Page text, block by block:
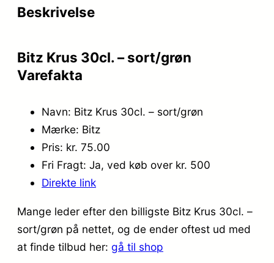
Beskrivelse
Bitz Krus 30cl. – sort/grøn
Varefakta
Navn: Bitz Krus 30cl. – sort/grøn
Mærke: Bitz
Pris: kr. 75.00
Fri Fragt: Ja, ved køb over kr. 500
Direkte link
Mange leder efter den billigste Bitz Krus 30cl. –
sort/grøn på nettet, og de ender oftest ud med
at finde tilbud her: gå til shop